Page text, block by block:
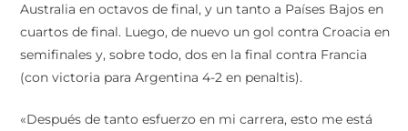
Australia en octavos de final, y un tanto a Países Bajos en
cuartos de final. Luego, de nuevo un gol contra Croacia en
semifinales y, sobre todo, dos en la final contra Francia
(con victoria para Argentina 4-2 en penaltis).
«Después de tanto esfuerzo en mi carrera, esto me está